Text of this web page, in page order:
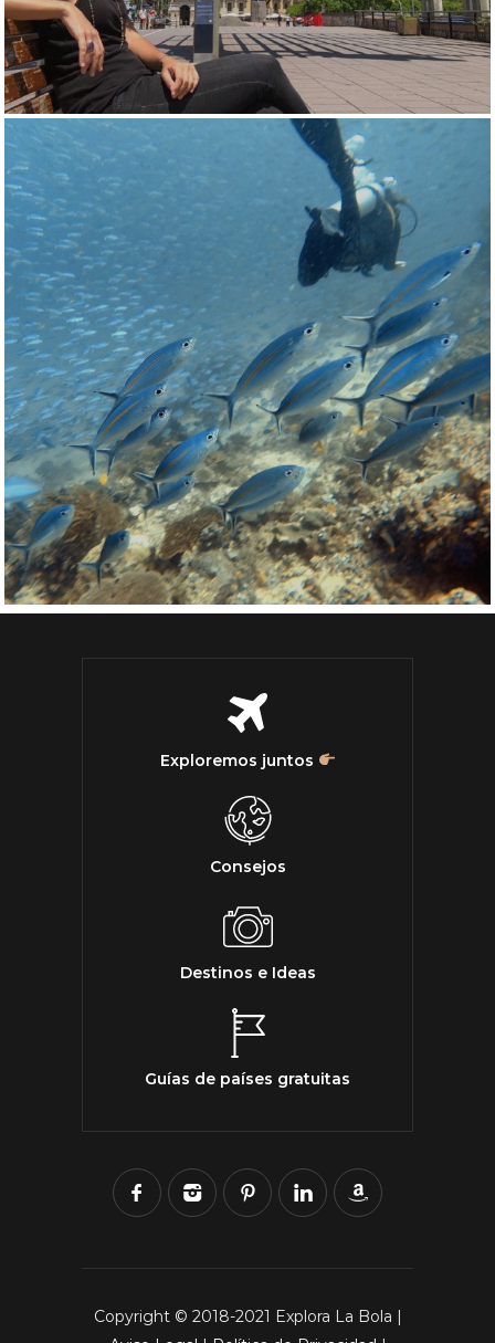
Exploremos juntos
Consejos
Destinos e Ideas
Guías de países gratuitas
Copyright © 2018-2021 Explora La Bola |